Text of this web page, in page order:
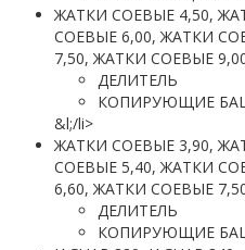
ЖАТКИ СОЕВЫЕ 4,50,
СОЕВЫЕ 6,00, ЖАТКИ
7,50, ЖАТКИ СОЕВЫЕ
ДЕЛИТЕЛЬ
КОПИРУЮЩИЕ
&l;/li>
ЖАТКИ СОЕВЫЕ 3,90,
СОЕВЫЕ 5,40, ЖАТКИ
6,60, ЖАТКИ СОЕВЫЕ
ДЕЛИТЕЛЬ
КОПИРУЮЩИЕ